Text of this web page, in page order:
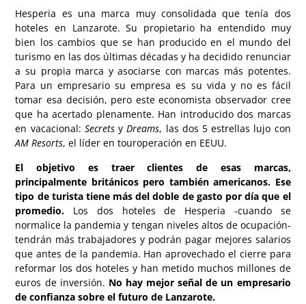
Hesperia es una marca muy consolidada que tenía dos
hoteles en Lanzarote. Su propietario ha entendido muy
bien los cambios que se han producido en el mundo del
turismo en las dos últimas décadas y ha decidido renunciar
a su propia marca y asociarse con marcas más potentes.
Para un empresario su empresa es su vida y no es fácil
tomar esa decisión, pero este economista observador cree
que ha acertado plenamente. Han introducido dos marcas
en vacacional: SecretsyDreams, las dos 5 estrellas lujo con
AM Resorts, el líder en touroperación en EEUU.
El objetivo es traer clientes de esas marcas,
principalmente británicos pero también americanos. Ese
tipo de turista tiene más del doble de gasto por día que el
promedio. Los dos hoteles de Hesperia -cuando se
normalice la pandemia y tengan niveles altos de ocupación-
tendrán más trabajadores y podrán pagar mejores salarios
que antes de la pandemia. Han aprovechado el cierre para
reformar los dos hoteles y han metido muchos millones de
euros de inversión. No hay mejor señal de un empresario
de confianza sobre el futuro de Lanzarote.